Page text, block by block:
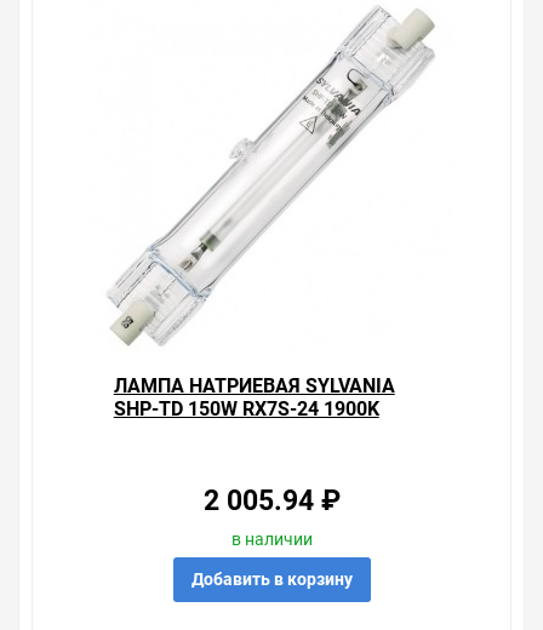
ЛАМПА НАТРИЕВАЯ SYLVANIA
SHP-TD 150W RX7S-24 1900K
2 005.94 ₽
в наличии
Добавить в корзину